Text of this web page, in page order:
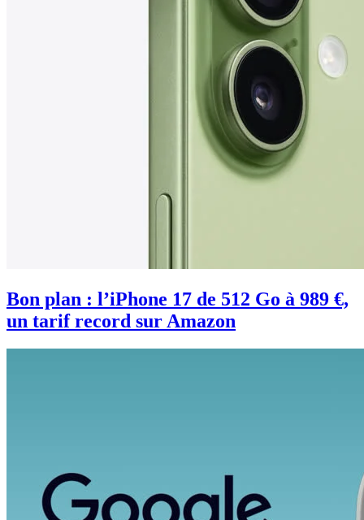
Bon plan : l’iPhone 17 de 512 Go à 989 €,
un tarif record sur Amazon